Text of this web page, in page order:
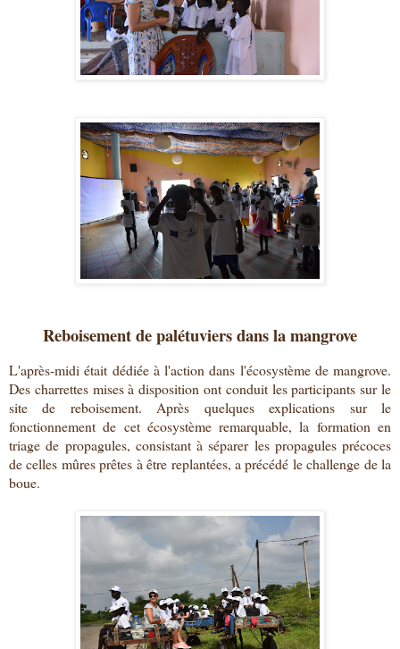
Reboisement de palétuviers dans la mangrove
L'après-midi était dédiée à l'action dans l'écosystème de mangrove.
Des charrettes mises à disposition ont conduit les participants sur le
site de reboisement. Après quelques explications sur le
fonctionnement de cet écosystème remarquable, la formation en
triage de propagules, consistant à séparer les propagules précoces
de celles mûres prêtes à être replantées, a précédé le challenge de la
boue.